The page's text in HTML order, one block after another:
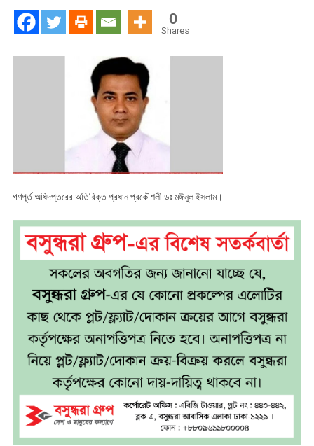
মঈনুল
ইসলাম
এর
ব্যাপক
দুর্নীতির
অভিযোগ
0
Shares
গণপূর্ত অধিদপ্তরের অতিরিক্ত প্রধান প্রকৌশলী ডঃ মঈনুল ইসলাম।